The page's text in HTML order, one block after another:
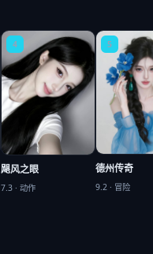
4
飓风之眼
7.3 · 动作
5
德州传奇
9.2 · 冒险